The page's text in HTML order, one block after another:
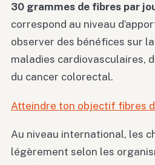
30 grammes de fibres par
correspond au niveau
observer des bénéfices sur
maladies cardiovasculaires,
du cancer colorectal.
Atteindre ton objectif fibres
Au niveau international, les
légèrement selon les